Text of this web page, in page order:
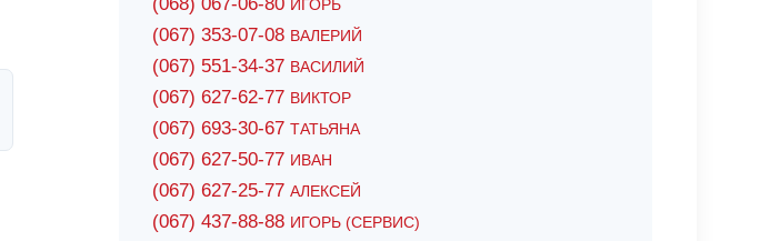
ИГОРЬ
(067) 353-07-08 ВАЛЕРИЙ
(067) 551-34-37 ВАСИЛИЙ
(067) 627-62-77 ВИКТОР
(067) 693-30-67 ТАТЬЯНА
(067) 627-50-77 ИВАН
(067) 627-25-77 АЛЕКСЕЙ
(067) 437-88-88 ИГОРЬ (СЕРВИС)